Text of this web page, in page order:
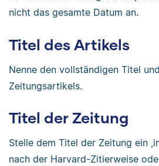
nicht das gesamte Datum an.
Titel des Artikels
Nenne den vollständigen Titel
Zeitungsartikels.
Titel der Zeitung
Stelle dem Titel der Zeitung ein
nach der Harvard-Zitierweise